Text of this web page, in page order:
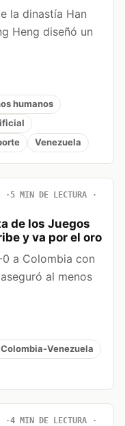
la dinastía Han
Heng diseñó un
humanos
Venezuela
5 MIN DE LECTURA
de los Juegos
y va por el oro
a Colombia con
al menos
Venezuela
4 MIN DE LECTURA